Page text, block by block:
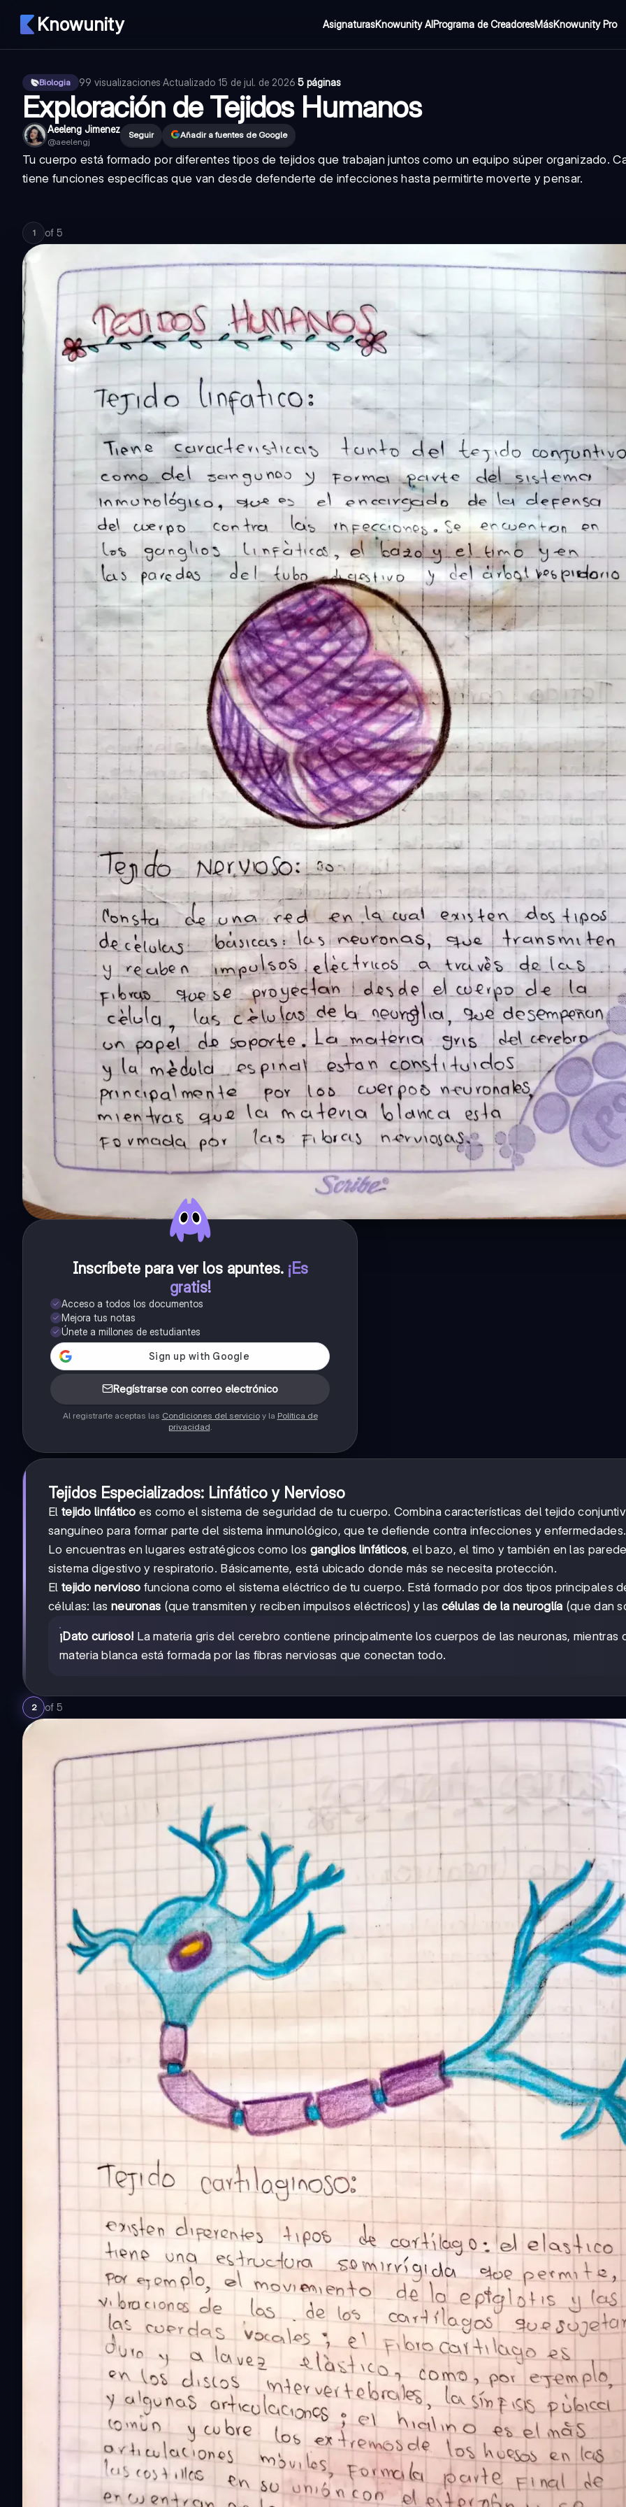
Knowunity AsignaturasKnowunity AIPrograma de CreadoresMásKnowunity Pro
Biologia 99 visualizaciones·Actualizado 15 de jul. de 2026·5 páginas
Exploración de Tejidos Humanos
Aeeleng Jimenez
@aeelengj
Seguir Añadir a fuentes de Google
Tu cuerpo está formado por diferentes tipos de tejidos que trabajan juntos como un equipo súper organizado.
tiene funciones específicas que van desde defenderte de infecciones hasta permitirte moverte y pensar.
1 of 5
Inscríbete para ver los apuntes. ¡Es
gratis!
Acceso a todos los documentos
Mejora tus notas
Únete a millones de estudiantes
Regístrarse con correo electrónico
Al registrarte aceptas las Condiciones del servicioy la Política de
privacidad
Tejidos Especializados: Linfático y Nervioso
El tejido linfático es como el sistema de seguridad de tu cuerpo. Combina características del tejido
sanguíneo para formar parte del sistema inmunológico, que te defiende contra infecciones y enfermedades.
Lo encuentras en lugares estratégicos como losganglios linfáticos, el bazo, el timo y también en las
sistema digestivo y respiratorio. Básicamente, está ubicado donde más se necesita protección.
El tejido nervioso funciona como el sistema eléctrico de tu cuerpo. Está formado por dos tipos principales
células: las neuronas (que transmiten y reciben impulsos eléctricos) y las células de la neuroglía (que dan
¡Dato curioso! La materia gris del cerebro contiene principalmente los cuerpos de las neuronas, mientras
materia blanca está formada por las fibras nerviosas que conectan todo.
2 of 5